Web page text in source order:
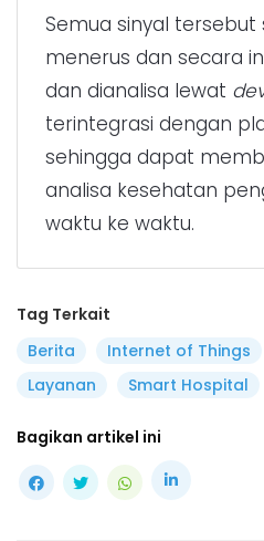
Semua sinyal
menerus dan secara
dan dianalisa lewat
terintegrasi dengan
sehingga dapat
analisa kesehatan
waktu ke waktu.
Tag Terkait
Berita
Internet of Things
Layanan
Smart Hospital
Bagikan artikel ini